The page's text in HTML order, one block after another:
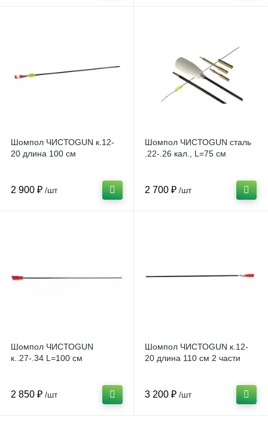
Шомпол ЧИСТОGUN к.12-
20 длина 100 см
2 900 ₽ /шт
Шомпол ЧИСТОGUN сталь
.22-.26 кал., L=75 см
2 700 ₽ /шт
Шомпол ЧИСТОGUN
к..27-.34 L=100 см
2 850 ₽ /шт
Шомпол ЧИСТОGUN к.12-
20 длина 110 см 2 части
3 200 ₽ /шт